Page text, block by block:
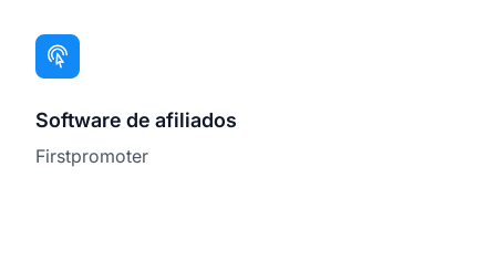
Software de afiliados
Firstpromoter